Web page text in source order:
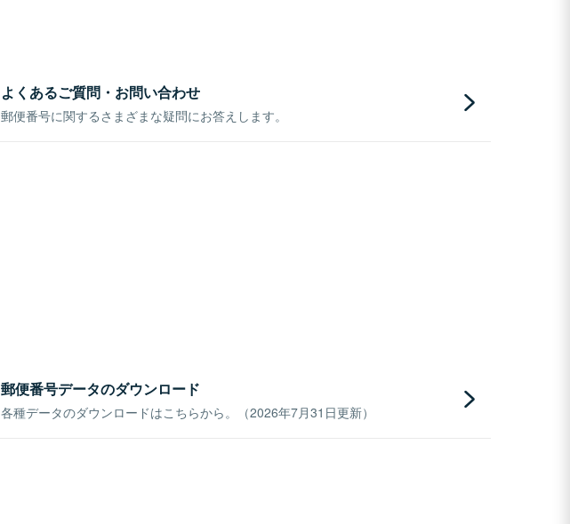
よくあるご質問・お問い合わせ
郵便番号に関するさまざまな疑問にお答えします。
郵便番号データのダウンロード
各種データのダウンロードはこちらから。（2026年7月31日更新）